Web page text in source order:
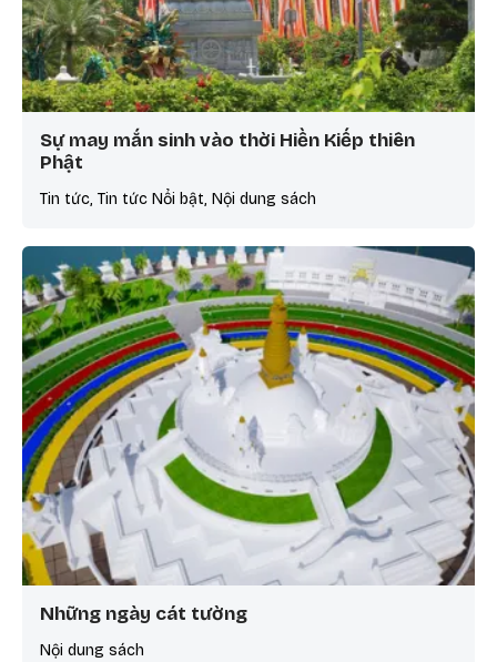
Sự may mắn sinh vào thời Hiền Kiếp thiên
Phật
Tin tức, Tin tức Nổi bật, Nội dung sách
Những ngày cát tường
Nội dung sách